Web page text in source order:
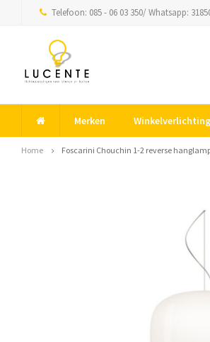
Telefoon: 085 - 06 03 350/ Whatsapp:
Merken Winkelverlichting
Home Foscarini Chouchin 1-2 reverse